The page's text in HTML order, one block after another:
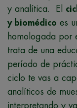
y analítica. El
y biomédico es
homologada por
trata de una
período de
ciclo te vas a
analíticos de
interpretando y